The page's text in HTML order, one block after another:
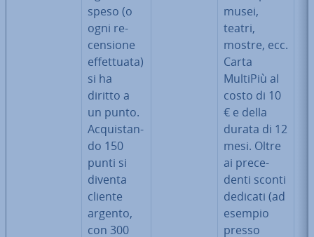
speso (o
ogni re­
cen­sio­ne
ef­fet­tua­ta)
si ha
diritto a
un punto.
Ac­qui­stan­
do 150
punti si
diventa
cliente
argento,
con 300
musei,
teatri,
mostre, ecc.
Carta
MultiPiù al
costo di 10
€ e della
durata di 12
mesi. Oltre
ai pre­ce­
den­ti sconti
dedicati (ad
esempio
presso